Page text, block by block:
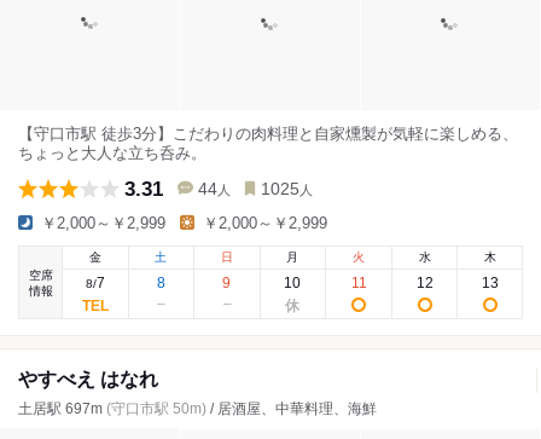
【守口市駅 徒歩3分】こだわりの肉料理と自家燻製が気軽に楽しめる、
ちょっと大人な立ち呑み。
3.31 44 人 1025 人
￥2,000～￥2,999 ￥2,000～￥2,999
空席
情報
金
8/7
土
8
日
9
月
10
火
11
水
12
木
13
やすべえ はなれ
土居駅 697m (守口市駅 50m) / 居酒屋、中華料理、海鮮